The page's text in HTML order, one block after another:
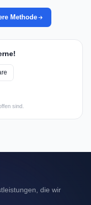
Methode
sind.
die wir